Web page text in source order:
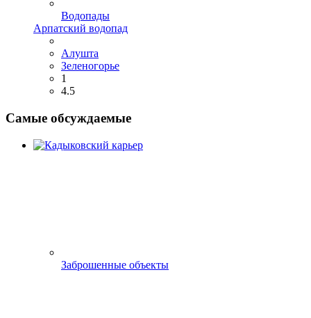
Водопады
Арпатский водопад
Алушта
Зеленогорье
1
4.5
Самые обсуждаемые
Заброшенные объекты